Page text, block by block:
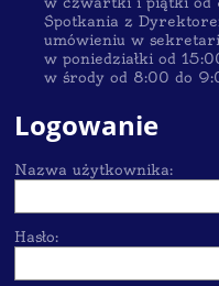
Spotkania z
umówieniu w
w poniedziałki od
w środy od 8:00 do
Logowanie
Nazwa użytkownika:
Hasło: